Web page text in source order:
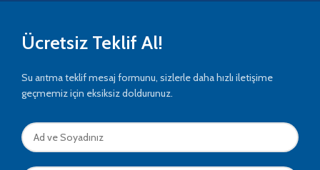
Ücretsiz Teklif Al!
Su arıtma teklif mesaj formunu, sizlerle daha hızlı iletişime
geçmemiz için eksiksiz doldurunuz.